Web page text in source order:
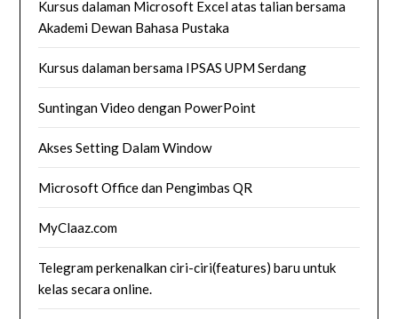
Kursus dalaman Microsoft Excel atas talian bersama
Akademi Dewan Bahasa Pustaka
Kursus dalaman bersama IPSAS UPM Serdang
Suntingan Video dengan PowerPoint
Akses Setting Dalam Window
Microsoft Office dan Pengimbas QR
MyClaaz.com
Telegram perkenalkan ciri-ciri(features) baru untuk
kelas secara online.